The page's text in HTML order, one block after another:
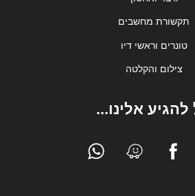
תקשורת מחשבים
טונרים וראשי דיו
צילום והקלטה
להגיע אלינו...